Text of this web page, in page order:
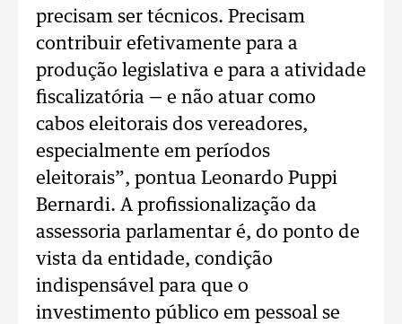
precisam ser técnicos. Precisam
contribuir efetivamente para a
produção legislativa e para a atividade
fiscalizatória — e não atuar como
cabos eleitorais dos vereadores,
especialmente em períodos
eleitorais”, pontua Leonardo Puppi
Bernardi. A profissionalização da
assessoria parlamentar é, do ponto de
vista da entidade, condição
indispensável para que o
investimento público em pessoal se